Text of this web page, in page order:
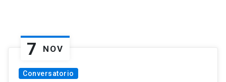
7 NOV
Conversatorio